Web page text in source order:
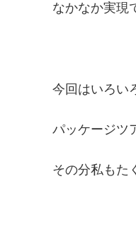
なかなか実現
今回はいろい
パッケージツ
その分私もた